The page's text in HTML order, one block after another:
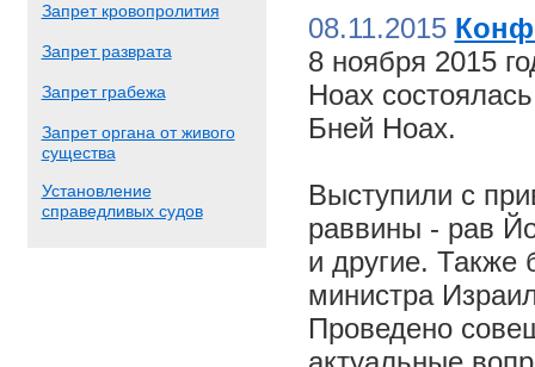
Запрет кровопролития
Запрет разврата
Запрет грабежа
Запрет органа от живого
существа
Установление
справедливых судов
08.11.2015
8 ноября 2015
Ноах
Бней Ноах.
Выступили с
раввины - рав
и другие. Также
министра
Проведено